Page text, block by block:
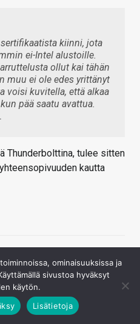
kiinni, jota
ei-Intel alustoille.
ollut kai tähän
muu ei ole edes yrittänyt
voisi kuvitella, että alkaa
pää saatu avattua.
Thunderbolttina, tulee sitten
kautta
ominaisuuksissa ja
sivustoa hyväksyt
käytön.
Lisätietoja